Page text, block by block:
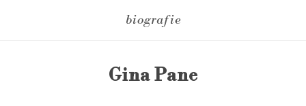
biografie
Gina Pane